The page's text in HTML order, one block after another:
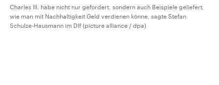
Charles III. habe nicht nur gefordert, sondern auch Beispiele geliefert,
wie man mit Nachhaltigkeit Geld verdienen könne, sagte Stefan
Schulze-Hausmann im Dlf (picture alliance / dpa)